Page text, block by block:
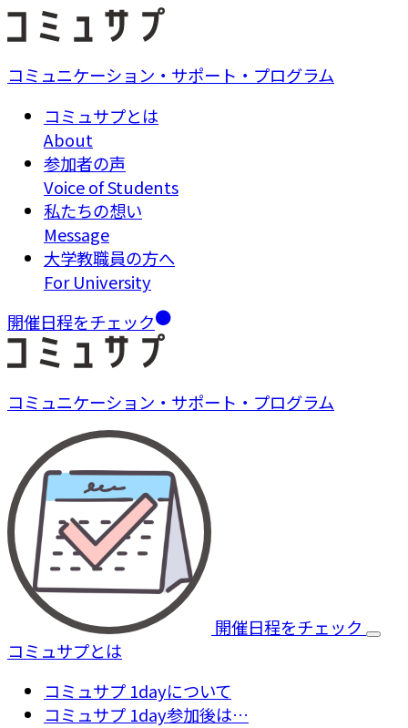
コミュニケーション・サポート・プログラム
コミュサプとは
About
参加者の声
Voice of Students
私たちの想い
Message
大学教職員の方へ
For University
開催日程をチェック
コミュニケーション・サポート・プログラム
開催日程をチェック
コミュサプとは
コミュサプ 1dayについて
コミュサプ 1day参加後は…